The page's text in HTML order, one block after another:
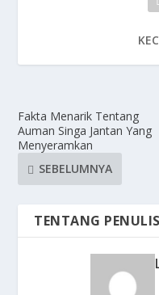
Fakta Menarik Tentang
Auman Singa Jantan Yang
Menyeramkan
SEBELUMNYA
TENTANG PENULIS